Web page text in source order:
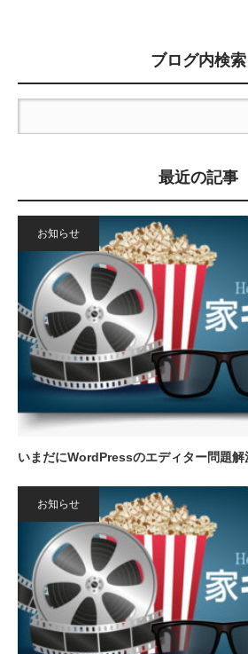
ブログ内検索
最近の記事
お知らせ
いまだにWordPressのエディター問題解
お知らせ